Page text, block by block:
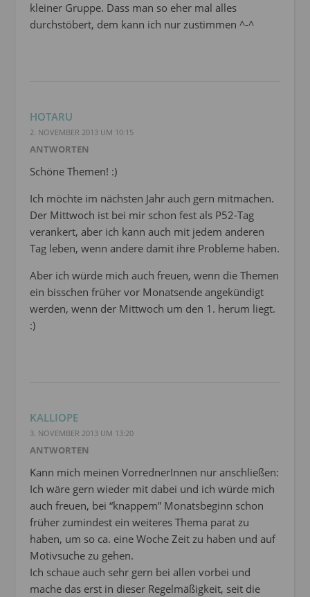
kleiner Gruppe. Dass man so eher mal alles
durchstöbert, dem kann ich nur zustimmen ^-^
HOTARU
2. NOVEMBER 2013 UM 10:15
ANTWORTEN
Schöne Themen! :)
Ich möchte im nächsten Jahr auch gern mitmachen.
Der Mittwoch ist bei mir schon fest als P52-Tag
verankert, aber ich kann auch mit jedem anderen
Tag leben, wenn andere damit ihre Probleme haben.
Aber ich würde mich auch freuen, wenn die Themen
ein bisschen früher vor Monatsende angekündigt
werden, wenn der Mittwoch um den 1. herum liegt.
:)
KALLIOPE
3. NOVEMBER 2013 UM 13:20
ANTWORTEN
Kann mich meinen VorrednerInnen nur anschließen:
Ich wäre gern wieder mit dabei und ich würde mich
auch freuen, bei “knappem” Monatsbeginn schon
früher zumindest ein weiteres Thema parat zu
haben, um so ca. eine Woche Zeit zu haben und auf
Motivsuche zu gehen.
Ich schaue auch sehr gern bei allen vorbei und
mache das erst in dieser Regelmäßigkeit, seit die